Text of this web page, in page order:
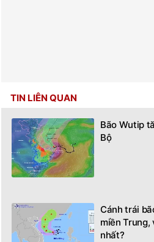
TIN LIÊN QUAN
Bão Wutip
Bộ
Cánh trái
miền Trung,
nhất?